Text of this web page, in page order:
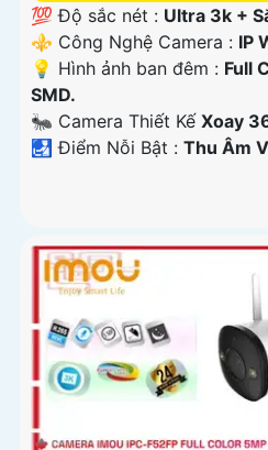
💯 Độ sắc nét : Ultra 3k +
⚜️ Công Nghệ Camera : IP
💡 Hình ảnh ban đêm : Full
SMD.
🐜 Camera Thiết Kế Xoay
️🛃 Điểm Nỗi Bật : Thu Âm